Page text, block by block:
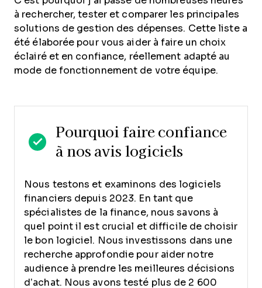
à rechercher, tester et comparer les principales
solutions de gestion des dépenses. Cette liste a
été élaborée pour vous aider à faire un choix
éclairé et en confiance, réellement adapté au
mode de fonctionnement de votre équipe.
Pourquoi faire confiance
à nos avis logiciels
Nous testons et examinons des logiciels
financiers depuis 2023. En tant que
spécialistes de la finance, nous savons à
quel point il est crucial et difficile de choisir
le bon logiciel. Nous investissons dans une
recherche approfondie pour aider notre
audience à prendre les meilleures décisions
d’achat. Nous avons testé plus de 2 600